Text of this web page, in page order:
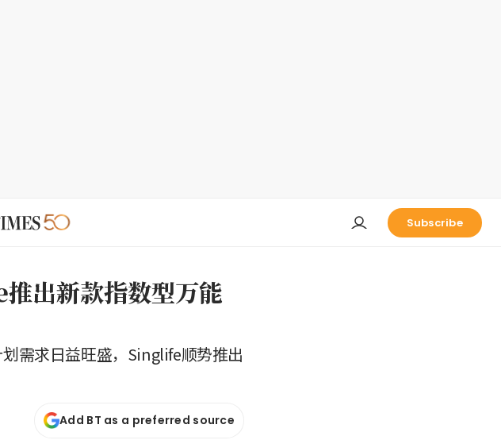
Subscribe
出新款指数型万能
需求日益旺盛，Singlife顺势推出
Add BT as a preferred source